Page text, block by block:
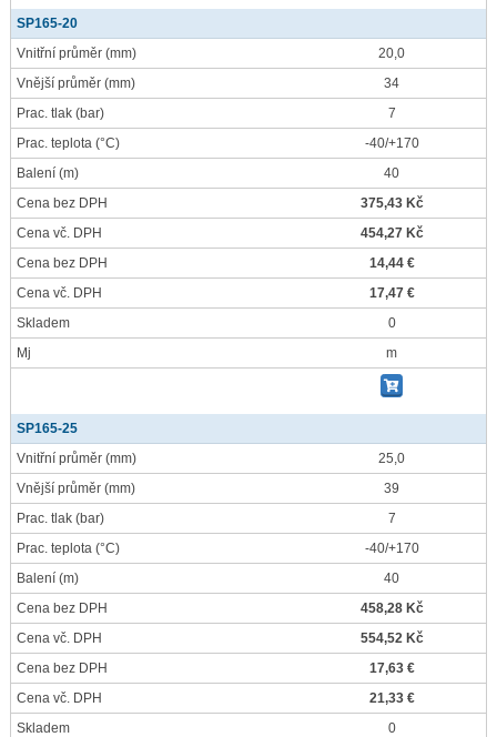
SP165-20
Vnitřní průměr (mm)
20,0
Vnější průměr (mm)
34
Prac. tlak (bar)
7
Prac. teplota (°C)
-40/+170
Balení (m)
40
Cena bez DPH
375,43 Kč
Cena vč. DPH
454,27 Kč
Cena bez DPH
14,44 €
Cena vč. DPH
17,47 €
Skladem
0
Mj
m
SP165-25
Vnitřní průměr (mm)
25,0
Vnější průměr (mm)
39
Prac. tlak (bar)
7
Prac. teplota (°C)
-40/+170
Balení (m)
40
Cena bez DPH
458,28 Kč
Cena vč. DPH
554,52 Kč
Cena bez DPH
17,63 €
Cena vč. DPH
21,33 €
Skladem
0